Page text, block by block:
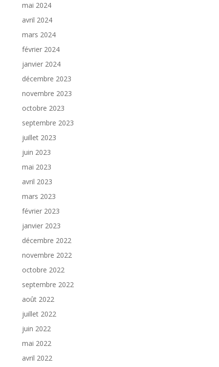
mai 2024
avril 2024
mars 2024
février 2024
janvier 2024
décembre 2023
novembre 2023
octobre 2023
septembre 2023
juillet 2023
juin 2023
mai 2023
avril 2023
mars 2023
février 2023
janvier 2023
décembre 2022
novembre 2022
octobre 2022
septembre 2022
août 2022
juillet 2022
juin 2022
mai 2022
avril 2022